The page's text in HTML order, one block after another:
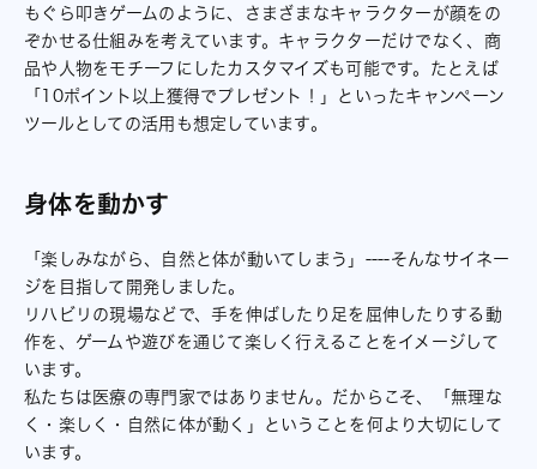
もぐら叩きゲームのように、さまざまなキャラクターが顔をの
ぞかせる仕組みを考えています。キャラクターだけでなく、商
品や人物をモチーフにしたカスタマイズも可能です。たとえば
「10ポイント以上獲得でプレゼント！」といったキャンペーン
ツールとしての活用も想定しています。
身体を動かす
「楽しみながら、自然と体が動いてしまう」----そんなサイネー
ジを目指して開発しました。
リハビリの現場などで、手を伸ばしたり足を屈伸したりする動
作を、ゲームや遊びを通じて楽しく行えることをイメージして
います。
私たちは医療の専門家ではありません。だからこそ、「無理な
く・楽しく・自然に体が動く」ということを何より大切にして
います。